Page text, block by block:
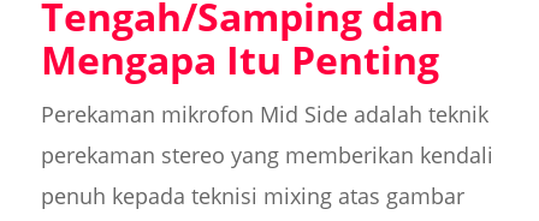
Tengah/Samping dan
Mengapa Itu Penting
Perekaman mikrofon Mid Side adalah teknik
perekaman stereo yang memberikan kendali
penuh kepada teknisi mixing atas gambar